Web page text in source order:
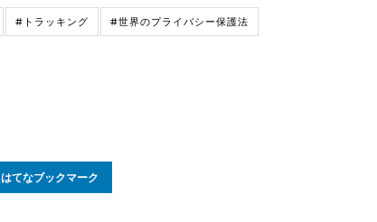
#トラッキング #世界のプライバシー保護法
はてなブックマーク